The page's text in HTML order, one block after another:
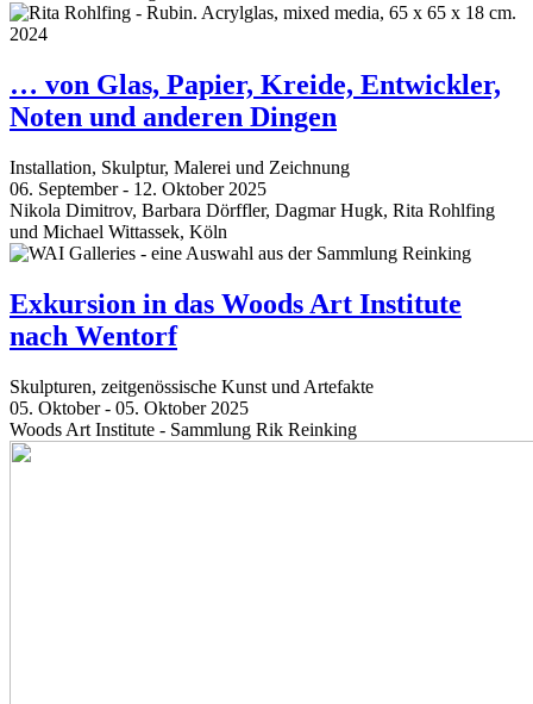
… von Glas, Papier, Kreide, Entwickler,
Noten und anderen Dingen
Installation, Skulptur, Malerei und Zeichnung
06. September - 12. Oktober 2025
Nikola Dimitrov, Barbara Dörffler, Dagmar Hugk, Rita Rohlfing
und Michael Wittassek, Köln
Exkursion in das Woods Art Institute
nach Wentorf
Skulpturen, zeitgenössische Kunst und Artefakte
05. Oktober - 05. Oktober 2025
Woods Art Institute - Sammlung Rik Reinking